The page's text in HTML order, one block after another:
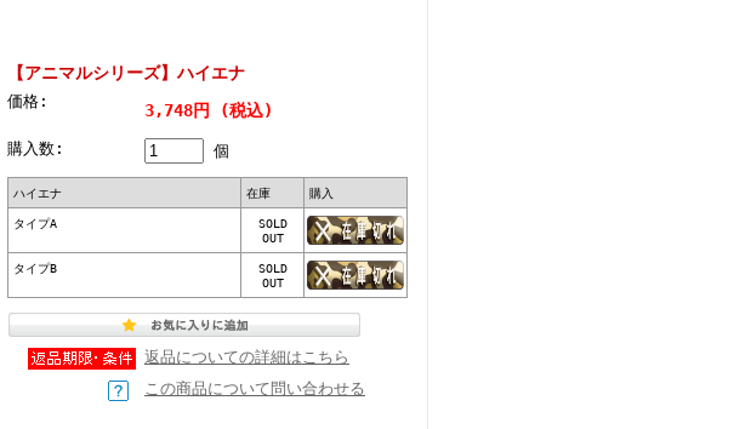
【アニマルシリーズ】ハイエナ
価格: 3,748円 (税込)
購入数: 個
ハイエナ 在庫 購入
タイプA
SOLD
OUT
タイプB
SOLD
OUT
返品についての詳細はこちら
この商品について問い合わせる